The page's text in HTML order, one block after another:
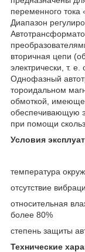
переменного тока
Диапазон
вторичная цепи
электрически, т.
Однофазный
тороидальном
обмоткой,
обеспечивающую
при помощи
Условия
температура
отсутствие
относительная
более 80%
степень защиты
Технические